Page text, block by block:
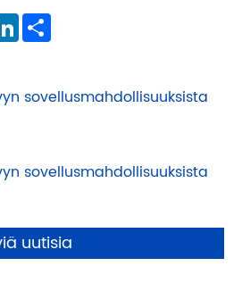
LinkedIn
sovellusmahdollisuuksista
sovellusmahdollisuuksista
uutisia